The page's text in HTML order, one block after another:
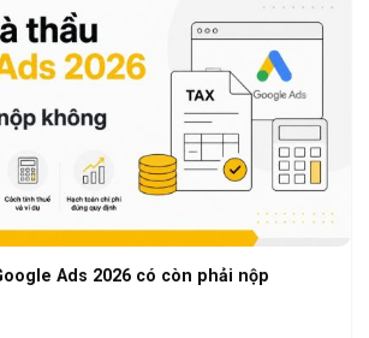
Ads 2026 có còn phải nộp